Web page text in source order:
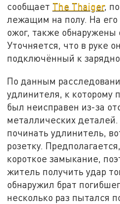
сообщает The Thaiger,
лежащим на полу. На его
ожог, также обнаружены
Уточняется, что в руке
подключённый к
По данным
удлинителя, к которому
был неисправен из-за
металлических
починать удлинитель,
розетку.
короткое замыкание,
житель получить удар
обнаружил брат
несколько раз пытался